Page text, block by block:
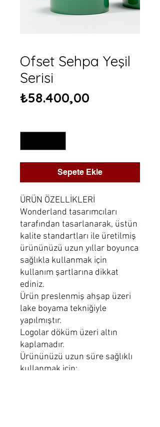
Ofset Sehpa Yeşil
Serisi
₺58.400,00
Sepete Ekle
ÜRÜN ÖZELLİKLERİ
Wonderland tasarımcıları
tarafından tasarlanarak, üstün
kalite standartları ile üretilmiş
ürününüzü uzun yıllar boyunca
sağlıkla kullanmak için
kullanım şartlarına dikkat
ediniz.
Ürün preslenmiş ahşap üzeri
lake boyama tekniğiyle
yapılmıştır.
Logolar döküm üzeri altın
kaplamadır.
Ürününüzü uzun süre sağlıklı
kullanmak için: